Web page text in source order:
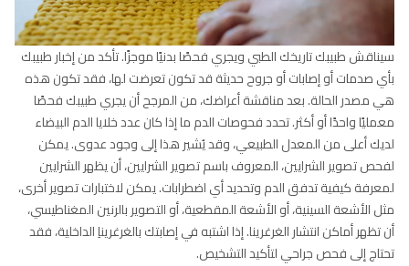
سيناقش طبيبك تاريخك الطبي ويجري فحصًا بدنيًا موجزًا. تأكد من إخبار طبيبك
بأي صدمات أو إصابات أو جروح حديثة قد تكون تعرضت لها، فقد تكون هذه
هي مصدر الحالة. بعد مناقشة أعراضك، من المرجح أن يجري طبيبك فحصًا
معمليًا واحدًا أو أكثر. تحدد فحوصات الدم ما إذا كان عدد خلايا الدم البيضاء
لديك أعلى من المعدل الطبيعي، وقد يُشير هذا إلى وجود عدوى. يمكن
لفحص تصوير الشرايين، المعروف باسم تصوير الشرايين، أن يظهر الشرايين
لمعرفة كيفية تدفق الدم وتحديد أي اضطرابات. يمكن لاختبارات تصوير أخرى،
مثل الأشعة السينية، أو الأشعة المقطعية، أو التصوير بالرنين المغناطيسي،
أن تظهر أماكن انتشار الغرغرينا. إذا اشتبه في إصابتك بالغرغريناِ الداخلية، فقد
تحتاج إلى فحص جراحي لتأكيد التشخيص.